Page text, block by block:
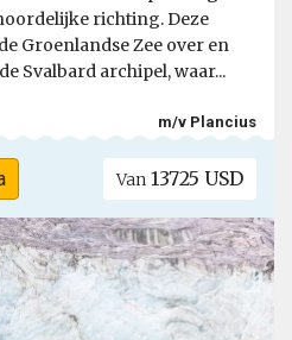
richting. Deze
Groenlandse Zee over en
Svalbard archipel, waar...
m/v Plancius
Van 13725 USD